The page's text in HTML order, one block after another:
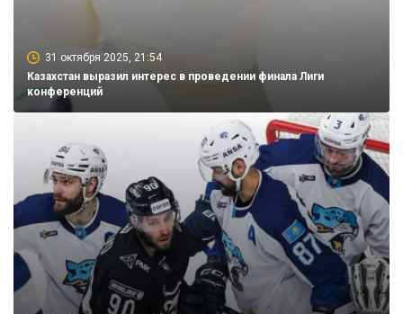
31 октября 2025, 21:54
Казахстан выразил интерес в проведении финала Лиги
конференций